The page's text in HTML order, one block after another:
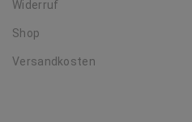
Widerruf
Shop
Versandkosten